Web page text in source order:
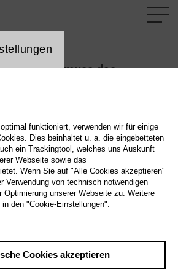
muss das
aus folgenden Bestandteilen
bei juristischen Personen auch
Anschrift des
(inkl. Email)
Register mit Registernummer
Vereinsregister,
funktioniert, verwenden wir für einige
Dies beinhaltet u. a. die eingebetteten
ein Trackingtool, welches uns Auskunft
Webseite sowie das
Wenn Sie auf "Alle Cookies akzeptieren"
Verwendung von technisch notwendigen
Optimierung unserer Webseite zu. Weitere
den "Cookie-Einstellungen".
Cookies akzeptieren